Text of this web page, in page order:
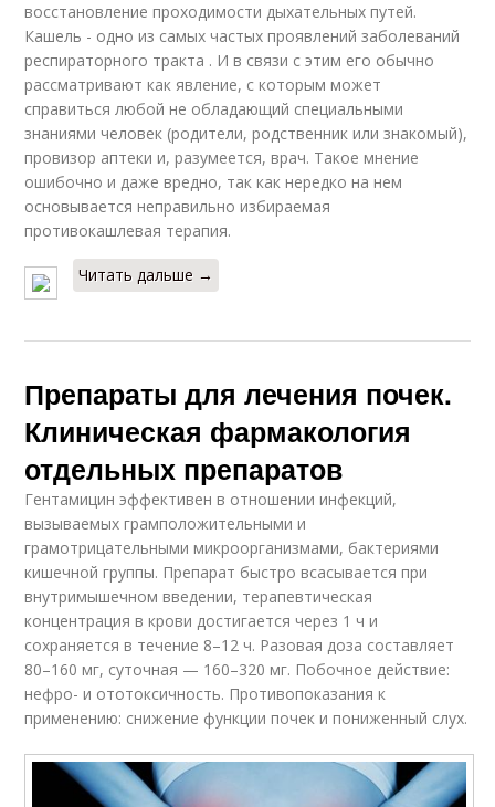
восстановление проходимости дыхательных путей.
Кашель - одно из самых частых проявлений заболеваний
респираторного тракта . И в связи с этим его обычно
рассматривают как явление, с которым может
справиться любой не обладающий специальными
знаниями человек (родители, родственник или знакомый),
провизор аптеки и, разумеется, врач. Такое мнение
ошибочно и даже вредно, так как нередко на нем
основывается неправильно избираемая
противокашлевая терапия.
Читать дальше →
Препараты для лечения почек.
Клиническая фармакология
отдельных препаратов
Гентамицин эффективен в отношении инфекций,
вызываемых грамположительными и
грамотрицательными микроорганизмами, бактериями
кишечной группы. Препарат быстро всасывается при
внутримышечном введении, терапевтическая
концентрация в крови достигается через 1 ч и
сохраняется в течение 8–12 ч. Разовая доза составляет
80–160 мг, суточная — 160–320 мг. Побочное действие:
нефро- и ототоксичность. Противопоказания к
применению: снижение функции почек и пониженный слух.